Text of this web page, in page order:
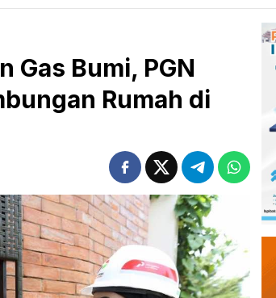
Gas Bumi, PGN
Rumah di